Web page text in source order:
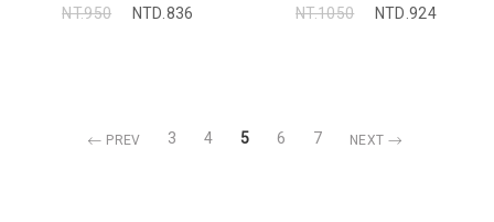
NT.950
NTD.836
NT.1050
NTD.924
PREV 3 4 5 6 7 NEXT